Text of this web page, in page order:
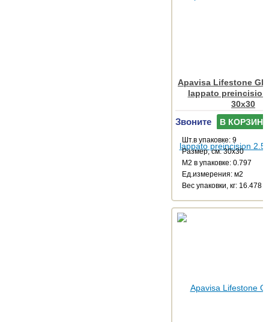
Apavisa Lifestone
lappato preincision
30x30
Звоните В КОРЗИНУ
Шт.в упаковке: 9
Размер, см: 30x30
М2 в упаковке: 0.797
Ед.измерения: м2
Веc упаковки, кг: 16.478